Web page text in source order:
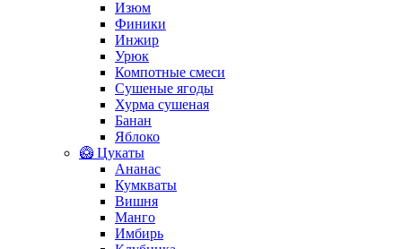
Изюм
Финики
Инжир
Урюк
Компотные смеси
Сушеные ягоды
Хурма сушеная
Банан
Яблоко
🥝 Цукаты
Ананас
Кумкваты
Вишня
Манго
Имбирь